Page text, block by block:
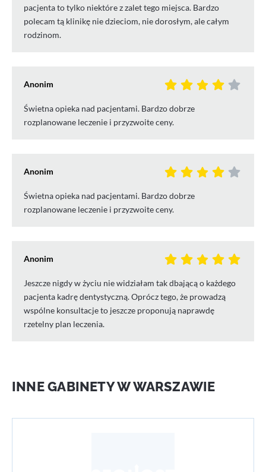
pacjenta to tylko niektóre z zalet tego miejsca. Bardzo
polecam tą klinikę nie dzieciom, nie dorosłym, ale całym
rodzinom.
Anonim
Świetna opieka nad pacjentami. Bardzo dobrze
rozplanowane leczenie i przyzwoite ceny.
Anonim
Świetna opieka nad pacjentami. Bardzo dobrze
rozplanowane leczenie i przyzwoite ceny.
Anonim
Jeszcze nigdy w życiu nie widziałam tak dbającą o każdego
pacjenta kadrę dentystyczną. Oprócz tego, że prowadzą
wspólne konsultacje to jeszcze proponują naprawdę
rzetelny plan leczenia.
INNE GABINETY W WARSZAWIE